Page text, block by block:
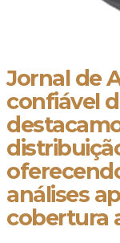
Jornal de
confiável
análises
cobertura